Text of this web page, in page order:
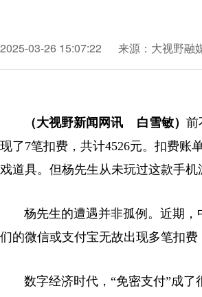
2025-03-26 15:07:22 来源：大视野融
（大视野新闻网讯 白雪敏） 前
现了7笔扣费，共计4526元。扣费账
戏道具。但杨先生从未玩过这款手
杨先生的遭遇并非孤例。近期，
们的微信或支付宝无故出现多笔扣
数字经济时代，“免密支付”成了